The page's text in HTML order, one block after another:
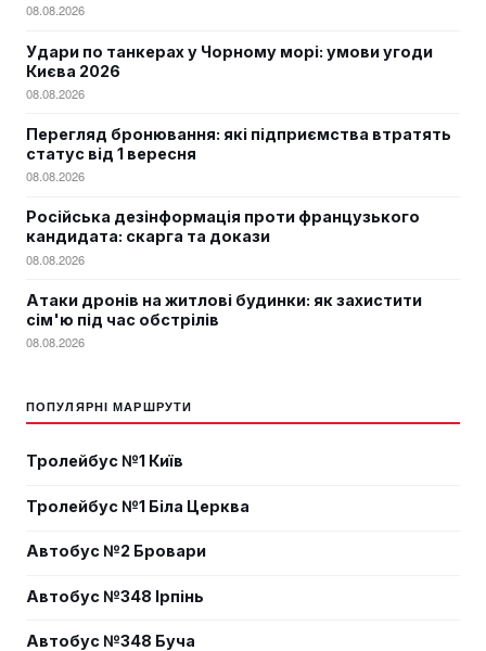
08.08.2026
Удари по танкерах у Чорному морі: умови угоди
Києва 2026
08.08.2026
Перегляд бронювання: які підприємства втратять
статус від 1 вересня
08.08.2026
Російська дезінформація проти французького
кандидата: скарга та докази
08.08.2026
Атаки дронів на житлові будинки: як захистити
сім'ю під час обстрілів
08.08.2026
ПОПУЛЯРНІ МАРШРУТИ
Тролейбус №1 Київ
Тролейбус №1 Біла Церква
Автобус №2 Бровари
Автобус №348 Ірпінь
Автобус №348 Буча